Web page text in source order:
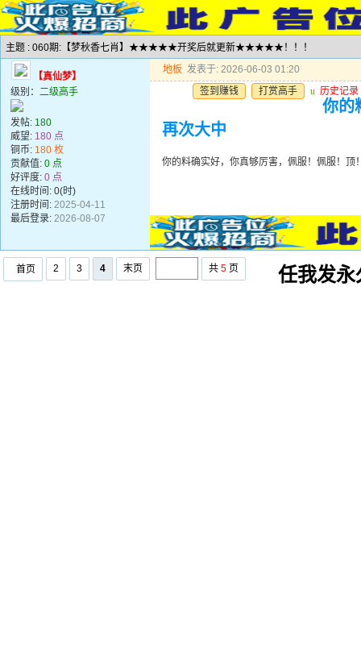
主题 : 060期:【梦秋香七肖】★★★★★开奖后就更新★★★★★！！！
【真仙梦】
级别： 二级高手
发帖: 180
威望: 180 点
铜币: 180 枚
贡献值: 0 点
好评度: 0 点
在线时间: 0(时)
注册时间: 2025-04-11
最后登录: 2026-08-07
地板 发表于: 2026-06-03 01:20
签到赚钱
打赏高手 u 历史记录
你的
再次大中
你的料确实好，你真够厉害，佩服！佩服！顶
首页 2 3 4 末页 共 5 页 任我发永